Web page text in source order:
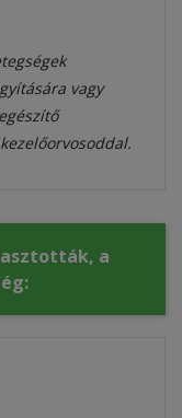
vagy
a